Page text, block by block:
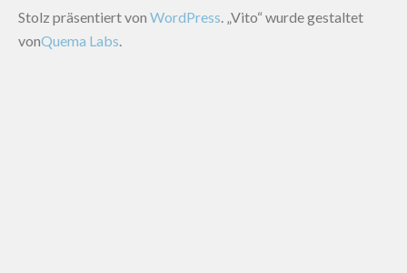
Stolz präsentiert von WordPress. „Vito“ wurde gestaltet
vonQuema Labs.